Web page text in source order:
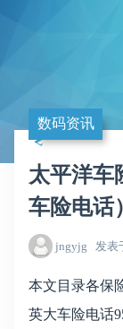
数码资讯
太平洋车
车险电话）
jngyjg 发表
本文目录各保
英大车险电话